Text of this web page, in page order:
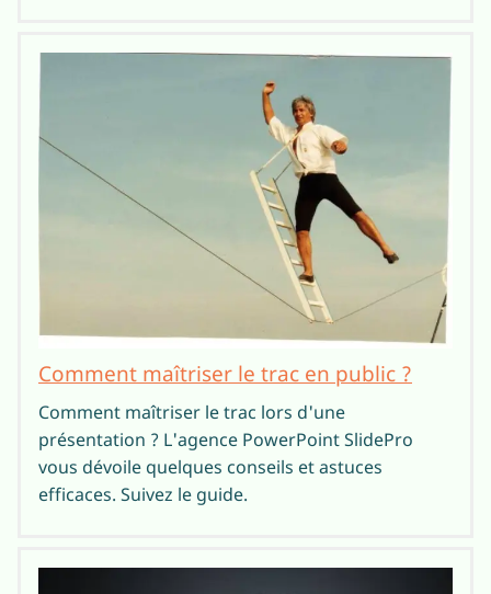
Comment maîtriser le trac en public ?
Comment maîtriser le trac lors d'une
présentation ? L'agence PowerPoint SlidePro
vous dévoile quelques conseils et astuces
efficaces. Suivez le guide.